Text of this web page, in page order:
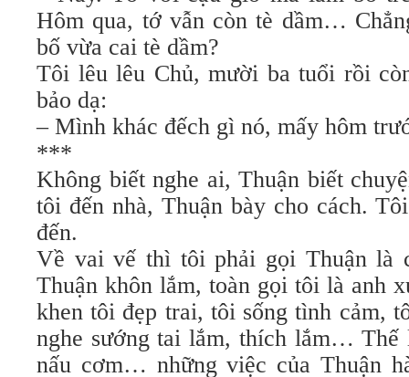
Hôm qua, tớ vẫn còn tè dầm…
bố vừa cai tè dầm?
Tôi lêu lêu Chủ, mười ba tuổi rồi
bảo dạ:
– Mình khác đếch gì nó, mấy hôm
***
Không biết nghe ai, Thuận biết
tôi đến nhà, Thuận bày cho cách.
đến.
Về vai vế thì tôi phải gọi Thuận là
Thuận khôn lắm, toàn gọi tôi là anh
khen tôi đẹp trai, tôi sống tình cảm,
nghe sướng tai lắm, thích lắm… Thế
nấu cơm… những việc của Thuận